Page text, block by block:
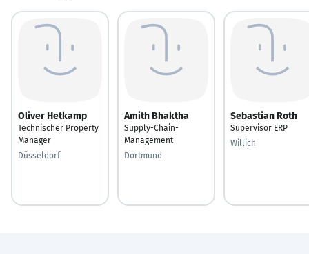
Oliver Hetkamp
Technischer Property
Manager
Düsseldorf
Amith Bhaktha
Supply-Chain-
Management
Dortmund
Sebastian Roth
Supervisor ERP
Willich